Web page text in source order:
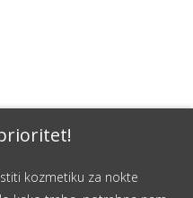
kozmetiku za nokte